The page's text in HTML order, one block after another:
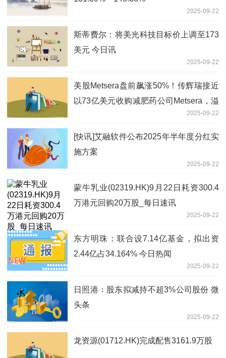
2025-09-22
斯蒂费尔：将美光科技目标价上调至173
美元 今日讯
2025-09-22
美股Metsera盘前飙涨50%！传辉瑞接近
以73亿美元收购减肥药公司Metsera，溢
2025-09-22
[快讯]艾融软件公布2025年半年度分红实
施方案
2025-09-22
蒙牛乳业(02319.HK)9月22日耗资300.4
万港元回购20万股_每日速讯
2025-09-22
东方明珠：联合设7.14亿基金，拟出资
2.44亿占34.164% 今日热闻
2025-09-22
日照港：股东拟减持不超3%公司股份 微
头条
2025-09-22
龙资源(01712.HK)完成配售3161.9万股